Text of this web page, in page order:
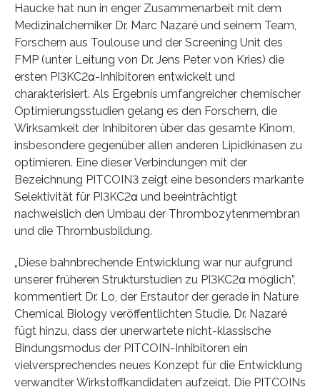
Haucke hat nun in enger Zusammenarbeit mit dem
Medizinalchemiker Dr. Marc Nazaré und seinem Team,
Forschern aus Toulouse und der Screening Unit des
FMP (unter Leitung von Dr. Jens Peter von Kries) die
ersten PI3KC2α-Inhibitoren entwickelt und
charakterisiert. Als Ergebnis umfangreicher chemischer
Optimierungsstudien gelang es den Forschern, die
Wirksamkeit der Inhibitoren über das gesamte Kinom,
insbesondere gegenüber allen anderen Lipidkinasen zu
optimieren. Eine dieser Verbindungen mit der
Bezeichnung PITCOIN3 zeigt eine besonders markante
Selektivität für PI3KC2α und beeinträchtigt
nachweislich den Umbau der Thrombozytenmembran
und die Thrombusbildung.
„Diese bahnbrechende Entwicklung war nur aufgrund
unserer früheren Strukturstudien zu PI3KC2α möglich”,
kommentiert Dr. Lo, der Erstautor der gerade in Nature
Chemical Biology veröffentlichten Studie. Dr. Nazaré
fügt hinzu, dass der unerwartete nicht-klassische
Bindungsmodus der PITCOIN-Inhibitoren ein
vielversprechendes neues Konzept für die Entwicklung
verwandter Wirkstoffkandidaten aufzeigt. Die PITCOINs